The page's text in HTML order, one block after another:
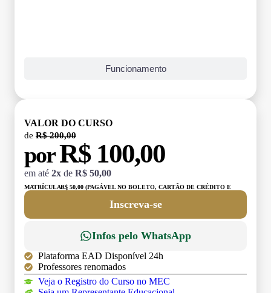
Funcionamento
VALOR DO CURSO
de R$ 200,00
porR$ 100,00
em até 2x de R$ 50,00
MATRÍCULA:R$ 50,00 (PAGÁVEL NO BOLETO, CARTÃO DE CRÉDITO E
Inscreva-se
Infos pelo WhatsApp
Plataforma EAD Disponível 24h
Professores renomados
Veja o Registro do Curso no MEC